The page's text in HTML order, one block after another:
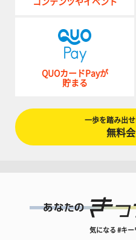
コンテンツやイベント
QUOカードPayが
貯まる
一歩を踏み出
無料
気になる #キー